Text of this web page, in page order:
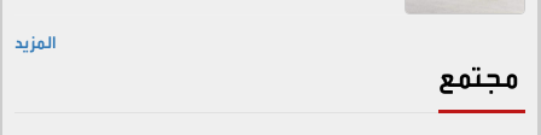
المزيد
مجتمع